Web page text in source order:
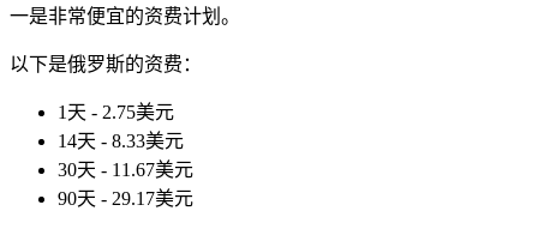
一是非常便宜的资费计划。
以下是俄罗斯的资费：
1天 - 2.75美元
14天 - 8.33美元
30天 - 11.67美元
90天 - 29.17美元